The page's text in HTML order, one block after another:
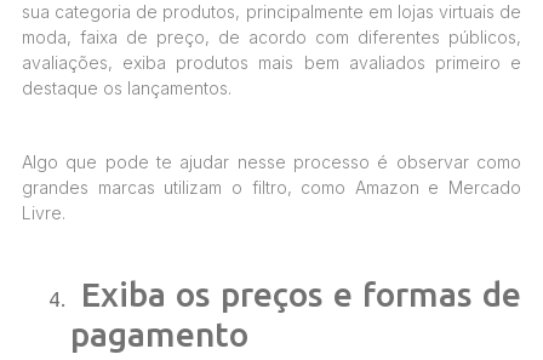
sua categoria de produtos, principalmente em lojas virtuais de
moda, faixa de preço, de acordo com diferentes públicos,
avaliações, exiba produtos mais bem avaliados primeiro e
destaque os lançamentos.
Algo que pode te ajudar nesse processo é observar como
grandes marcas utilizam o filtro, como Amazon e Mercado
Livre.
Exiba os preços e formas de
pagamento